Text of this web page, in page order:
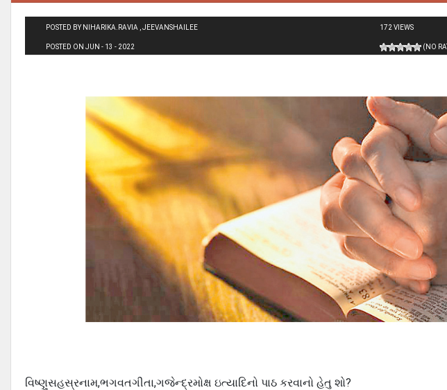
POSTED BY NIHARIKA.RAVIA , JEEVANSHAILEE
POSTED ON JUN - 13 - 2022
172 VIEWS
(NO
વિષ્ણુસહસ્રનામ,ભગવતગીતા,ગજેન્દ્રમોક્ષ ઇત્યાદિનો પાઠ કરવાનો હેતુ શો?